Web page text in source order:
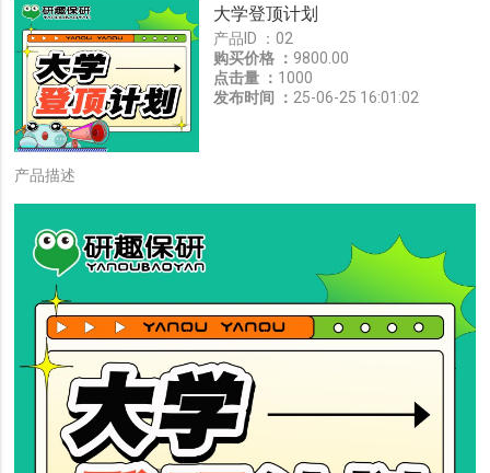
大学登顶计划
产品ID ： 02
购买价格 ： 9800.00
点击量 ： 1000
发布时间 ： 25-06-25 16:01:02
产品描述